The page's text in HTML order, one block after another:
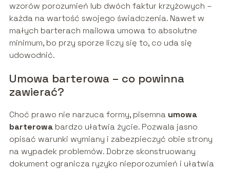
wzorów porozumień lub dwóch faktur krzyżowych –
każda na wartość swojego świadczenia. Nawet w
małych barterach mailowa umowa to absolutne
minimum, bo przy sporze liczy się to, co uda się
udowodnić.
Umowa barterowa – co powinna
zawierać?
Choć prawo nie narzuca formy, pisemna umowa
barterowabardzo ułatwia życie. Pozwala jasno
opisać warunki wymiany i zabezpieczyć obie strony
na wypadek problemów. Dobrze skonstruowany
dokument ogranicza ryzyko nieporozumień i ułatwia